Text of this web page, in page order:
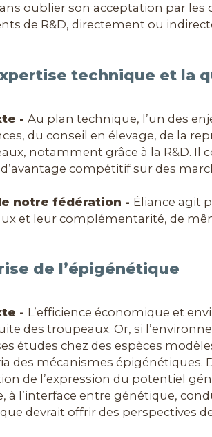
oublier son acceptation par
de R&D, directement ou
technique et la
- Au plan technique, l’un des
du conseil en élevage, de la
notamment grâce à la R&D. Il
compétitif sur des
notre fédération - Éliance agit
et leur complémentarité, de
de l’épigénétique
- L’efficience économique et
des troupeaux. Or, si
études chez des espèces
des mécanismes
de l’expression du potentiel
à l’interface entre génétique,
devrait offrir des perspectives